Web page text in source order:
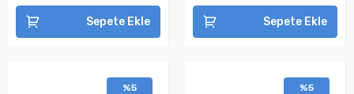
Sepete Ekle Sepete Ekle
%5 %5